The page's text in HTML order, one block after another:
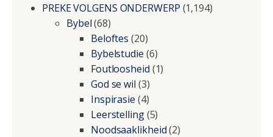
PREKE VOLGENS ONDERWERP (1,194)
Bybel(68)
Beloftes (20)
Bybelstudie (6)
Foutloosheid (1)
God se wil (3)
Inspirasie (4)
Leerstelling(5)
Noodsaaklikheid(2)